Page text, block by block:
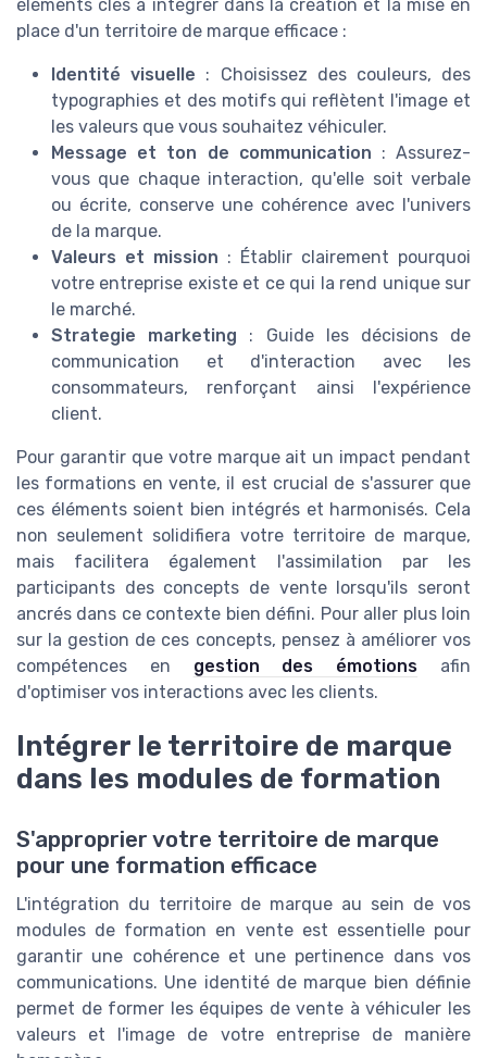
éléments clés à intégrer dans la création et la mise en
place d'un territoire de marque efficace :
Identité visuelle : Choisissez des couleurs, des
typographies et des motifs qui reflètent l'image et
les valeurs que vous souhaitez véhiculer.
Message et ton de communication : Assurez-
vous que chaque interaction, qu'elle soit verbale
ou écrite, conserve une cohérence avec l'univers
de la marque.
Valeurs et mission : Établir clairement pourquoi
votre entreprise existe et ce qui la rend unique sur
le marché.
Strategie marketing : Guide les décisions de
communication et d'interaction avec les
consommateurs, renforçant ainsi l'expérience
client.
Pour garantir que votre marque ait un impact pendant
les formations en vente, il est crucial de s'assurer que
ces éléments soient bien intégrés et harmonisés. Cela
non seulement solidifiera votre territoire de marque,
mais facilitera également l'assimilation par les
participants des concepts de vente lorsqu'ils seront
ancrés dans ce contexte bien défini. Pour aller plus loin
sur la gestion de ces concepts, pensez à améliorer vos
compétences en gestion des émotions afin
d'optimiser vos interactions avec les clients.
Intégrer le territoire de marque
dans les modules de formation
S'approprier votre territoire de marque
pour une formation efficace
L'intégration du territoire de marque au sein de vos
modules de formation en vente est essentielle pour
garantir une cohérence et une pertinence dans vos
communications. Une identité de marque bien définie
permet de former les équipes de vente à véhiculer les
valeurs et l'image de votre entreprise de manière